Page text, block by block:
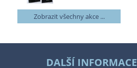
Zobrazit všechny akce ...
DALŠÍ INFORMACE